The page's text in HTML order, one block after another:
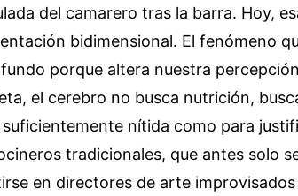
del camarero tras la barra. Hoy,
bidimensional. El fenómeno
porque altera nuestra
el cerebro no busca nutrición,
nítida como para
tradicionales, que antes solo
en directores de arte improvisados